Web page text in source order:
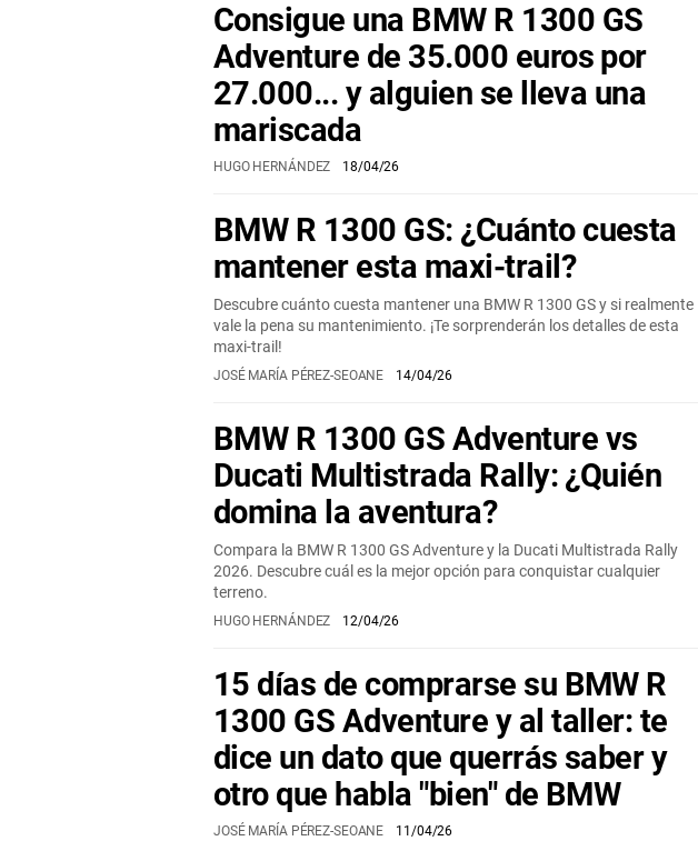
Consigue una BMW R 1300 GS
Adventure de 35.000 euros por
27.000... y alguien se lleva una
mariscada
HUGO HERNÁNDEZ 18/04/26
BMW R 1300 GS: ¿Cuánto cuesta
mantener esta maxi-trail?
Descubre cuánto cuesta mantener una BMW R 1300 GS y si realmente
vale la pena su mantenimiento. ¡Te sorprenderán los detalles de esta
maxi-trail!
JOSÉ MARÍA PÉREZ-SEOANE 14/04/26
BMW R 1300 GS Adventure vs
Ducati Multistrada Rally: ¿Quién
domina la aventura?
Compara la BMW R 1300 GS Adventure y la Ducati Multistrada Rally
2026. Descubre cuál es la mejor opción para conquistar cualquier
terreno.
HUGO HERNÁNDEZ 12/04/26
15 días de comprarse su BMW R
1300 GS Adventure y al taller: te
dice un dato que querrás saber y
otro que habla "bien" de BMW
JOSÉ MARÍA PÉREZ-SEOANE 11/04/26